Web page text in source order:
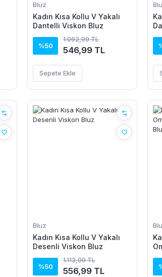
Bluz
Kadın Kısa Kollu V Yakalı
Dantelli Viskon Bluz
%50
1.092,99 TL
546,99 TL
Sepete Ekle
Bluz
Kadın Kısa Kollu V Yakalı
Desenli Viskon Bluz
%50
1.113,99 TL
556,99 TL